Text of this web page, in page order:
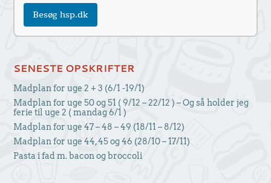
Besøg hsp.dk
SENESTE OPSKRIFTER
Madplan for uge 2 + 3 (6/1 -19/1)
Madplan for uge 50 og 51 ( 9/12 – 22/12 ) – Og så holder jeg
ferie til uge 2 ( mandag 6/1 )
Madplan for uge 47 – 48 – 49 (18/11 – 8/12)
Madplan for uge 44, 45 og 46 (28/10 – 17/11)
Pasta i fad m. bacon og broccoli